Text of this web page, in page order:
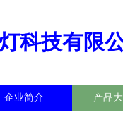
科技有限
企业简介 产品